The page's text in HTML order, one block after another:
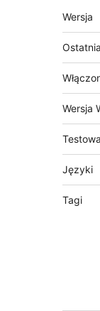
Meta
Wersja
Wersja
Języki
Tagi